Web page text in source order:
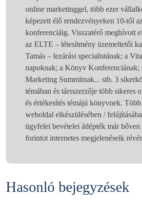
online marketinggel, több ezer
képezett élő rendezvényeken 10-től
konferenciáig. Visszatérő meghívott
az ELTE – létesítmény üzemeltetői
Tamás – lezárási specialistának; a
napoknak; a Könyv Konferenciának;
Marketing Summitnak... stb. 3
témában és társszerzője több sikeres
és értékesítés témájú könyvnek.
weboldal elkészülésében /
ügyfelei bevételei átlépték már
forintot internetes megjelenéseik
Hasonló bejegyzések